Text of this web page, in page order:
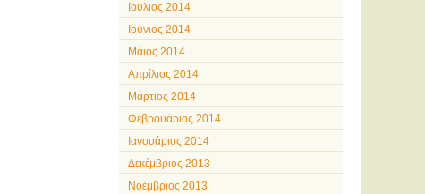
Ιούλιος 2014
Ιούνιος 2014
Μάιος 2014
Απρίλιος 2014
Μάρτιος 2014
Φεβρουάριος 2014
Ιανουάριος 2014
Δεκέμβριος 2013
Νοέμβριος 2013